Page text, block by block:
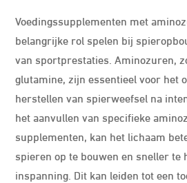
Voedingssupplementen met
belangrijke rol spelen bij
van sportprestaties. Aminozuren,
glutamine, zijn essentieel voor het
herstellen van spierweefsel na
het aanvullen van specifieke
supplementen, kan het lichaam
spieren op te bouwen en sneller te
inspanning. Dit kan leiden tot een